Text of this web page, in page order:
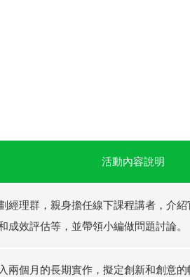
活動內容說明
經理群，親身擔任線下課程講者，介
成效評估等，並帶領小編做問題討論。
兩個月的長期實作，擬定創新和創意